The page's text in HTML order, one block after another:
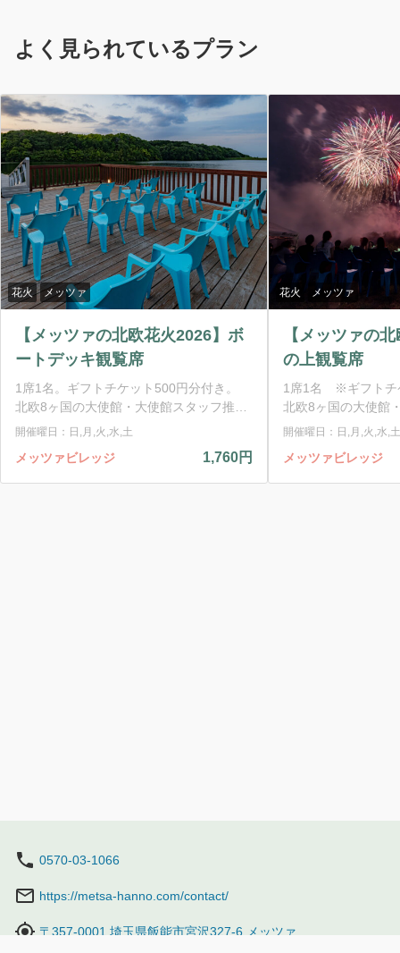
よく見られているプラン
花火 メッツァ
【メッツァの北欧花火2026】ボ
ートデッキ観覧席
1席1名。ギフトチケット500円分付き。
北欧8ヶ国の大使館・大使館スタッフ推薦
の音楽をBGMに、各国の国旗の色をイメ
って披露。各国の言葉で歌われている伝統
的な民族音楽、ポップスを含む現代音楽な
19:30～19:45 9月 19:00～19:15 ■入場時
エストニア大使館、スウェーデン大使館、
ィンランド大使館、ラトビア大使館、リト
開催曜日：日,月,火,水,土
メッツァビレッジ 1,760円
花火 メッツァ
【メッツァの
の上観覧席
1席1名 ※ギフトチ
北欧8ヶ国の大使館
の音楽をBGMに、
って披露。各国の
的な民族音楽、ポ
ランド大使館、ラ
開催曜日：日,月,火,水,土
メッツァビレッジ
0570-03-1066
https://metsa-hanno.com/contact/
〒357-0001 埼玉県飯能市宮沢327-6 メッツァ